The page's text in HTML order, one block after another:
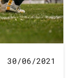
30/06/2021